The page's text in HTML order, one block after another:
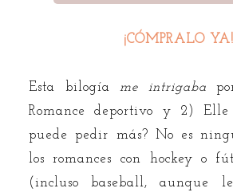
¡CÓMPRALO YA!
Esta bilogíame intrigaba
Romance deportivo y 2) Elle
puede pedir más? No es
los romances con hockey o
(incluso baseball, aunque